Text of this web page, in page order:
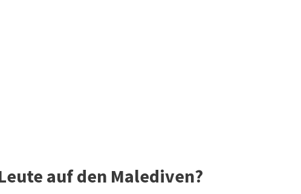
auf den Malediven?